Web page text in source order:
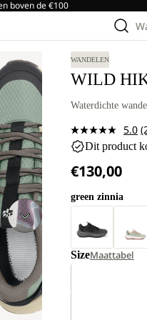
boven de €100
WANDELEN
WILD
Waterdichte
5.0
2
Dit product
€130,00
green zinnia
SizeMaattabel